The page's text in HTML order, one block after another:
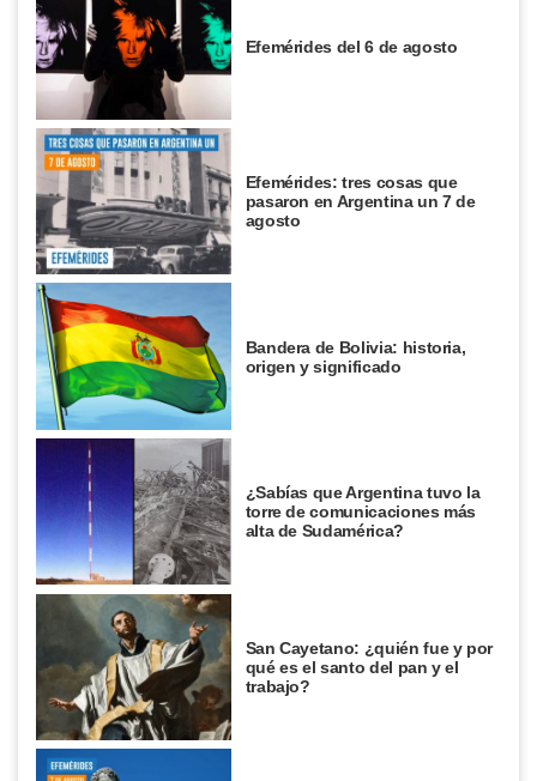
Efemérides del 6 de agosto
Efemérides: tres cosas que
pasaron en Argentina un 7 de
agosto
Bandera de Bolivia: historia,
origen y significado
¿Sabías que Argentina tuvo la
torre de comunicaciones más
alta de Sudamérica?
San Cayetano: ¿quién fue y por
qué es el santo del pan y el
trabajo?